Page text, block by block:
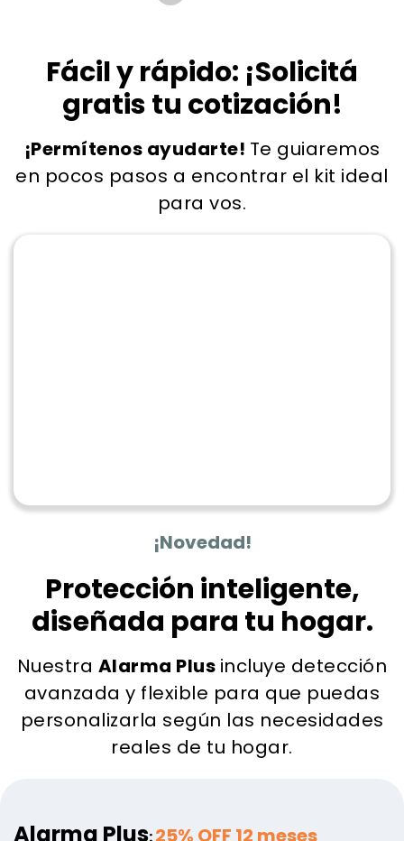
Fácil y rápido: ¡Solicitá
gratis tu cotización!
¡Permítenos ayudarte! Te guiaremos
en pocos pasos a encontrar el kit ideal
para vos.
¡Novedad!
Protección inteligente,
diseñada para tu hogar.
Nuestra Alarma Plus incluye detección
avanzada y flexible para que puedas
personalizarla según las necesidades
reales de tu hogar.
Alarma Plus:25% OFF 12 meses